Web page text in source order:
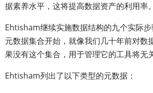
据素养水平，这将提高数据资产的利用率。
Ehtisham继续实施数据结构的九个实际
元数据集合开始，就像我们几十年前对数
果没有这个集合，用于管理它的工具将无
Ehtisham列出了以下类型的元数据：